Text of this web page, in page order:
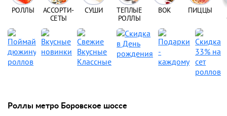
РОЛЛЫ
АССОРТИ-
СЕТЫ
СУШИ
ТЕПЛЫЕ
РОЛЛЫ
ВОК ПИЦЦЫ
Роллы метро Боровское шоссе